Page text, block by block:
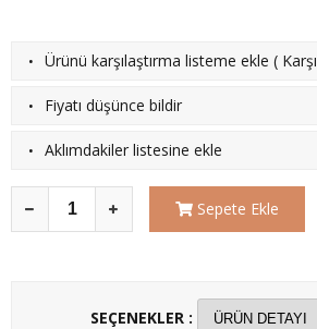
· Ürünü karşılaştırma listeme ekle (
· Fiyatı düşünce bildir
· Aklımdakiler listesine ekle
Sepete Ekle
SEÇENEKLER :